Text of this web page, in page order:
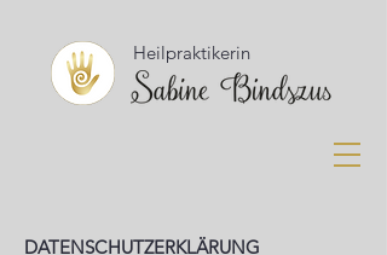
Heilpraktikerin
DATENSCHUTZERKLÄRUNG